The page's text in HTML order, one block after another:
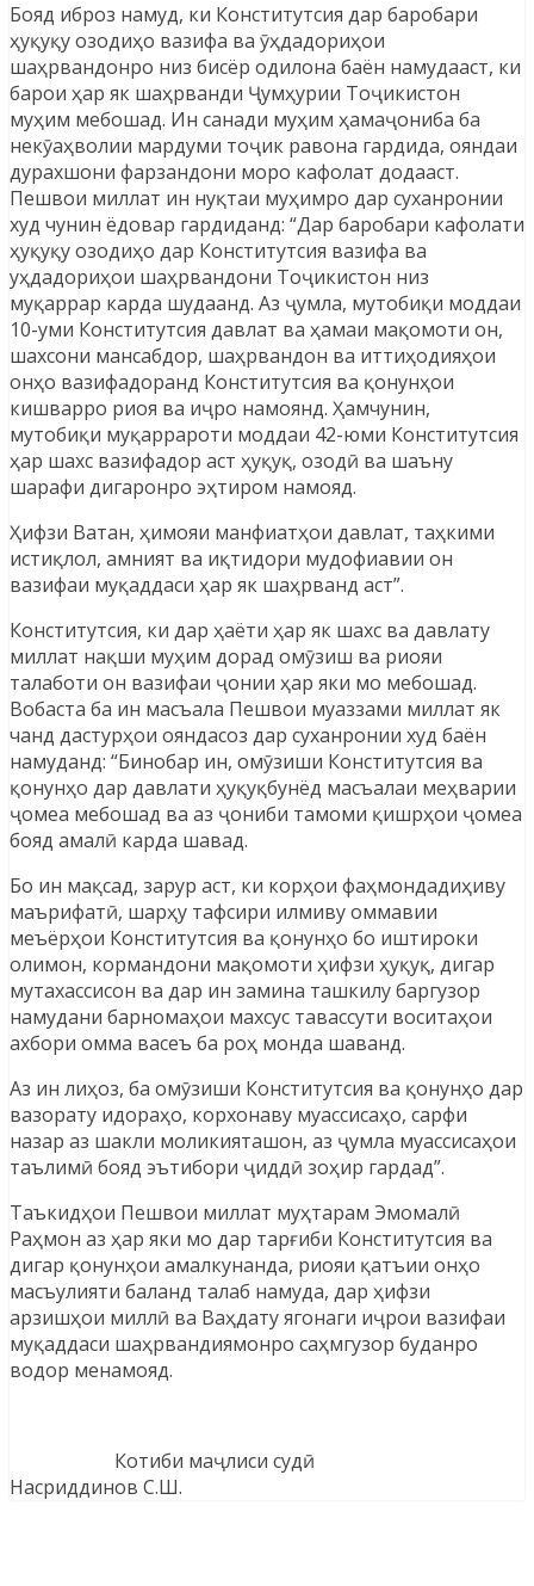
Бояд иброз намуд, ки Конститутсия дар баробари
ҳуқуқу озодиҳо вазифа ва ӯҳдадориҳои
шаҳрвандонро низ бисёр одилона баён намудааст, ки
барои ҳар як шаҳрванди Ҷумҳурии Тоҷикистон
муҳим мебошад. Ин санади муҳим ҳамаҷониба ба
некӯаҳволии мардуми тоҷик равона гардида, ояндаи
дурахшони фарзандони моро кафолат додааст.
Пешвои миллат ин нуқтаи муҳимро дар суханронии
худ чунин ёдовар гардиданд: “Дар баробари кафолати
ҳуқуқу озодиҳо дар Конститутсия вазифа ва
уҳдадориҳои шаҳрвандони Тоҷикистон низ
муқаррар карда шудаанд. Аз ҷумла, мутобиқи моддаи
10-уми Конститутсия давлат ва ҳамаи мақомоти он,
шахсони мансабдор, шаҳрвандон ва иттиҳодияҳои
онҳо вазифадоранд Конститутсия ва қонунҳои
кишварро риоя ва иҷро намоянд. Ҳамчунин,
мутобиқи муқаррароти моддаи 42-юми Конститутсия
ҳар шахс вазифадор аст ҳуқуқ, озодӣ ва шаъну
шарафи дигаронро эҳтиром намояд.
Ҳифзи Ватан, ҳимояи манфиатҳои давлат, таҳкими
истиқлол, амният ва иқтидори мудофиавии он
вазифаи муқаддаси ҳар як шаҳрванд аст”.
Конститутсия, ки дар ҳаёти ҳар як шахс ва давлату
миллат нақши муҳим дорад омӯзиш ва риояи
талаботи он вазифаи ҷонии ҳар яки мо мебошад.
Вобаста ба ин масъала Пешвои муаззами миллат як
чанд дастурҳои ояндасоз дар суханронии худ баён
намуданд: “Бинобар ин, омӯзиши Конститутсия ва
қонунҳо дар давлати ҳуқуқбунёд масъалаи меҳварии
ҷомеа мебошад ва аз ҷониби тамоми қишрҳои ҷомеа
бояд амалӣ карда шавад.
Бо ин мақсад, зарур аст, ки корҳои фаҳмондадиҳиву
маърифатӣ, шарҳу тафсири илмиву оммавии
меъёрҳои Конститутсия ва қонунҳо бо иштироки
олимон, кормандони мақомоти ҳифзи ҳуқуқ, дигар
мутахассисон ва дар ин замина ташкилу баргузор
намудани барномаҳои махсус тавассути воситаҳои
ахбори омма васеъ ба роҳ монда шаванд.
Аз ин лиҳоз, ба омӯзиши Конститутсия ва қонунҳо дар
вазорату идораҳо, корхонаву муассисаҳо, сарфи
назар аз шакли моликияташон, аз ҷумла муассисаҳои
таълимӣ бояд эътибори ҷиддӣ зоҳир гардад”.
Таъкидҳои Пешвои миллат муҳтарам Эмомалӣ
Раҳмон аз ҳар яки мо дар тарғиби Конститутсия ва
дигар қонунҳои амалкунанда, риояи қатъии онҳо
масъулияти баланд талаб намуда, дар ҳифзи
арзишҳои миллӣ ва Ваҳдату ягонаги иҷрои вазифаи
муқаддаси шаҳрвандиямонро саҳмгузор буданро
водор менамояд.
Котиби маҷлиси судӣ
Насриддинов С.Ш.